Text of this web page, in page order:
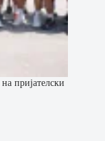
пријателски